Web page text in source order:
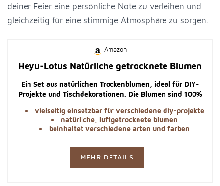
deiner Feier eine persönliche Note zu verleihen und
gleichzeitig für eine stimmige Atmosphäre zu sorgen.
Amazon
Heyu-Lotus Natürliche getrocknete Blumen
Ein Set aus natürlichen Trockenblumen, ideal für DIY-
Projekte und Tischdekorationen. Die Blumen sind 100%
vielseitig einsetzbar für verschiedene diy-projekte
natürliche, luftgetrocknete blumen
beinhaltet verschiedene arten und farben
MEHR DETAILS